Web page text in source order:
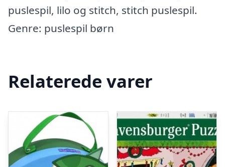
puslespil, lilo og stitch, stitch puslespil.
Genre: puslespil børn
Relaterede varer